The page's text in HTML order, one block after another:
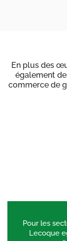
En plus des
également
commerce de
Pour les
Lecoque